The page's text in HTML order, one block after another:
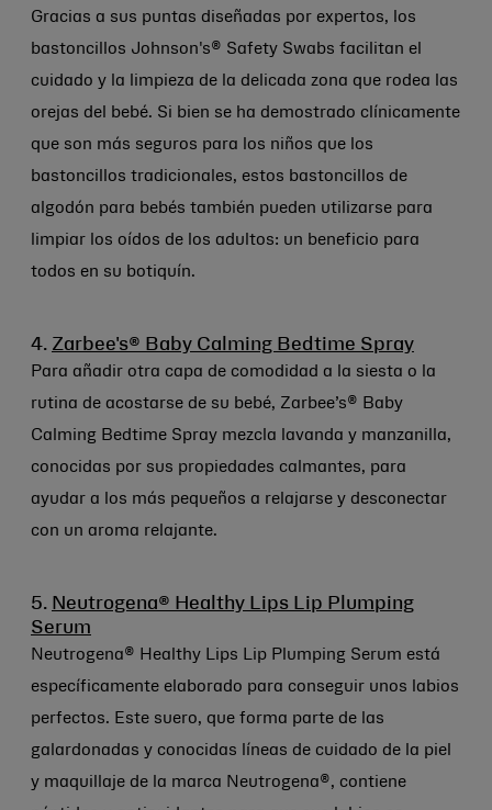
Gracias a sus puntas diseñadas por expertos, los
bastoncillos Johnson's® Safety Swabs facilitan el
cuidado y la limpieza de la delicada zona que rodea las
orejas del bebé. Si bien se ha demostrado clínicamente
que son más seguros para los niños que los
bastoncillos tradicionales, estos bastoncillos de
algodón para bebés también pueden utilizarse para
limpiar los oídos de los adultos: un beneficio para
todos en su botiquín.
4. Zarbee's® Baby Calming Bedtime Spray
Para añadir otra capa de comodidad a la siesta o la
rutina de acostarse de su bebé, Zarbee’s® Baby
Calming Bedtime Spray mezcla lavanda y manzanilla,
conocidas por sus propiedades calmantes, para
ayudar a los más pequeños a relajarse y desconectar
con un aroma relajante.
5. Neutrogena® Healthy Lips Lip Plumping
Serum
Neutrogena® Healthy Lips Lip Plumping Serum está
específicamente elaborado para conseguir unos labios
perfectos. Este suero, que forma parte de las
galardonadas y conocidas líneas de cuidado de la piel
y maquillaje de la marca Neutrogena®, contiene